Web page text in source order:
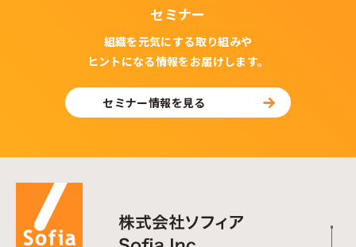
セミナー
組織を元気にする取り組みや
ヒントになる情報をお届けします。
セミナー情報を見る